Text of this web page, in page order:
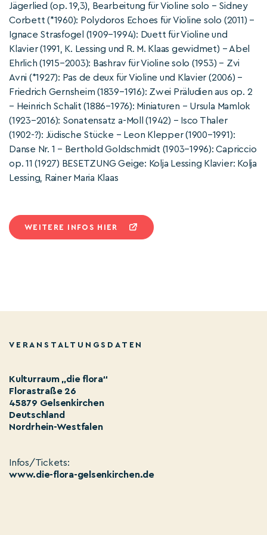
Jägerlied (op. 19,3), Bearbeitung für Violine solo – Sidney
Corbett (*1960): Polydoros Echoes für Violine solo (2011) –
Ignace Strasfogel (1909–1994): Duett für Violine und
Klavier (1991, K. Lessing und R. M. Klaas gewidmet) – Abel
Ehrlich (1915–2003): Bashrav für Violine solo (1953) – Zvi
Avni (*1927): Pas de deux für Violine und Klavier (2006) –
Friedrich Gernsheim (1839–1916): Zwei Präludien aus op. 2
– Heinrich Schalit (1886–1976): Miniaturen – Ursula Mamlok
(1923–2016): Sonatensatz a-Moll (1942) – Isco Thaler
(1902-?): Jüdische Stücke – Leon Klepper (1900–1991):
Danse Nr. 1 – Berthold Goldschmidt (1903–1996): Capriccio
op. 11 (1927) BESETZUNG Geige: Kolja Lessing Klavier: Kolja
Lessing, Rainer Maria Klaas
WEITERE INFOS HIER
VERANSTALTUNGSDATEN
Kulturraum „die flora“
Florastraße 26
45879 Gelsenkirchen
Deutschland
Nordrhein-Westfalen
Infos/Tickets:
www.die-flora-gelsenkirchen.de